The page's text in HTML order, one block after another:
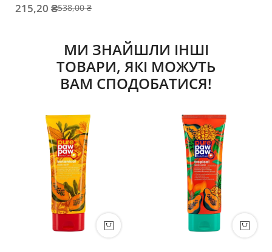
215,20 ₴538,00 ₴
МИ ЗНАЙШЛИ ІНШІ
ТОВАРИ, ЯКІ МОЖУТЬ
ВАМ СПОДОБАТИСЯ!